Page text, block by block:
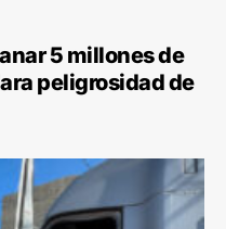
5 millones de
peligrosidad de